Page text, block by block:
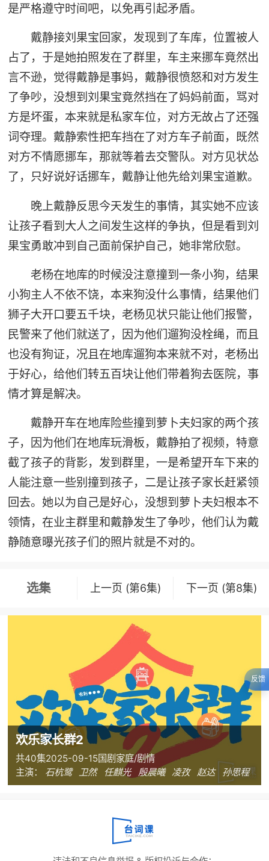
是严格遵守时间吧，以免再引起矛盾。
戴静接刘果宝回家，发现到了车库，位置被人
占了，于是她拍照发在了群里，车主来挪车竟然出
言不逊，觉得戴静是事妈，戴静很愤怒和对方发生
了争吵，没想到刘果宝竟然挡在了妈妈前面，骂对
方是坏蛋，本来就是私家车位，对方无故占了还强
词夺理。戴静索性把车挡在了对方车子前面，既然
对方不情愿挪车，那就等着去交警队。对方见状怂
了，只好说好话挪车，戴静让他先给刘果宝道歉。
晚上戴静反思今天发生的事情，其实她不应该
让孩子看到大人之间发生这样的争执，但是看到刘
果宝勇敢冲到自己面前保护自己，她非常欣慰。
老杨在地库的时候没注意撞到一条小狗，结果
小狗主人不依不饶，本来狗没什么事情，结果他们
狮子大开口要五千块，老杨见状只能让他们报警，
民警来了他们就送了，因为他们遛狗没栓绳，而且
也没有狗证，况且在地库遛狗本来就不对，老杨出
于好心，给他们转五百块让他们带着狗去医院，事
情才算是解决。
戴静开车在地库险些撞到萝卜夫妇家的两个孩
子，因为他们在地库玩滑板，戴静拍了视频，特意
截了孩子的背影，发到群里，一是希望开车下来的
人能注意一些别撞到孩子，二是让孩子家长赶紧领
回去。她以为自己是好心，没想到萝卜夫妇根本不
领情，在业主群里和戴静发生了争吵，他们认为戴
静随意曝光孩子们的照片就是不对的。
选集 上一页 (第6集) 下一页 (第8集)
欢乐家长群2
共40集2025-09-15国剧 家庭/剧情
主演： 石杭鹭 卫然 任麒光 殷晨曦 凌孜 赵达
孙思程
刘芮麟
王晓晨 卫诺谨 汪煜轩 陈好 张嘉益
反馈